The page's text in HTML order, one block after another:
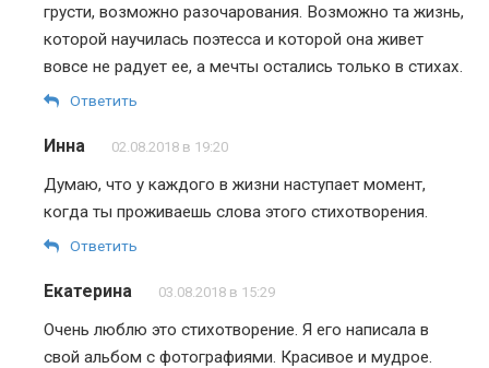
грусти, возможно разочарования. Возможно та жизнь,
которой научилась поэтесса и которой она живет
вовсе не радует ее, а мечты остались только в стихах.
Ответить
Инна 02.08.2018 в 19:20
Думаю, что у каждого в жизни наступает момент,
когда ты проживаешь слова этого стихотворения.
Ответить
Екатерина 03.08.2018 в 15:29
Очень люблю это стихотворение. Я его написала в
свой альбом с фотографиями. Красивое и мудрое.